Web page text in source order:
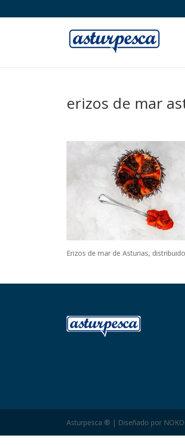
erizos de mar
Erizos de mar de Asturias,
Asturpesca ® | Diseñado por NOKO